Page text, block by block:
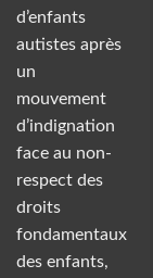
d’enfants
autistes après
un
mouvement
d’indignation
face au non-
respect des
droits
fondamentaux
des enfants,